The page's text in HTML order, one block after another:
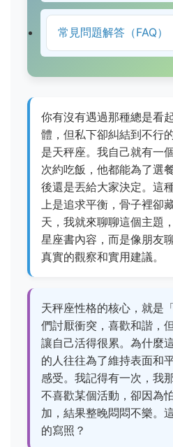
常見問題解答（FAQ）
你有沒有遇過那種總是看
體，但私下卻糾結到不行
是天秤座。我自己就有一
次約吃飯，他都能為了選
後還是丟給大家決定。這
上是追求平衡，骨子裡卻
天，我就來聊聊這個主題
星座書內容，而是像朋友
真實的觀察和實用建議。
天秤座性格的核心，就是
們討厭衝突，喜歡和諧，
讓自己活得很累。為什麼
的人往往為了維持表面和
感受。我記得有一次，我
不喜歡某個活動，卻因為
加，結果整晚悶悶不樂。
的寫照？